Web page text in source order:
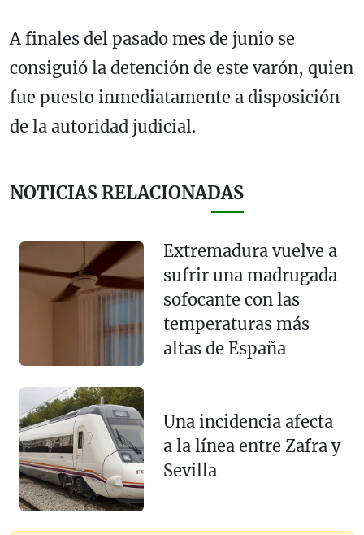
A finales del pasado mes de junio se
consiguió la detención de este varón, quien
fue puesto inmediatamente a disposición
de la autoridad judicial.
NOTICIAS RELACIONADAS
Extremadura vuelve a
sufrir una madrugada
sofocante con las
temperaturas más
altas de España
Una incidencia afecta
a la línea entre Zafra y
Sevilla